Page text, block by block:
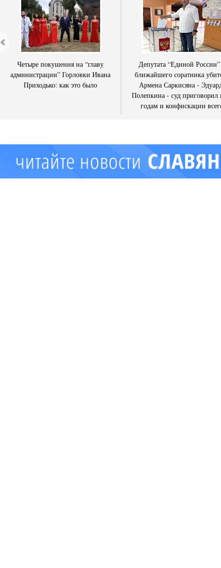
Четыре покушения на “главу
администрации” Горловки Ивана
Приходько: как это было
Депутата “Единой
ближайшего соратника
Армена Саркисяна -
Полепкина - суд приговорил
годам и конфискации